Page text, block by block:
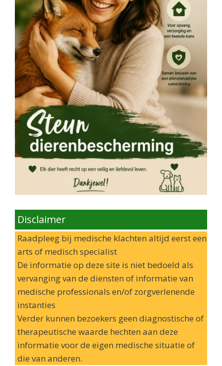
Disclaimer
Raadpleeg bij medische klachten altijd eerst een
arts of medisch specialist
De informatie op deze site is niet bedoeld als
vervanging van de diensten of informatie van
medische professionals en/of zorgverlenende
instanties
Verder kunnen bezoekers geen diagnostische of
therapeutische waarde hechten aan deze
informatie voor de eigen medische situatie of
die van anderen.